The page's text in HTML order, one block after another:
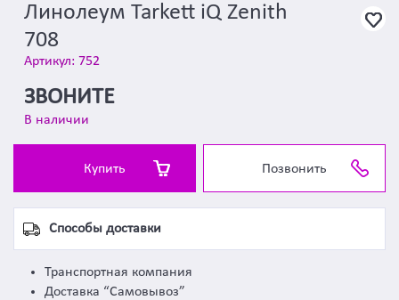
Линолеум Tarkett iQ Zenith
708
Артикул: 752
ЗВОНИТЕ
В наличии
Купить Позвонить
Способы доставки
Транспортная компания
Доставка “Самовывоз”